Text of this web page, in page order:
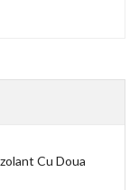
Cu Doua